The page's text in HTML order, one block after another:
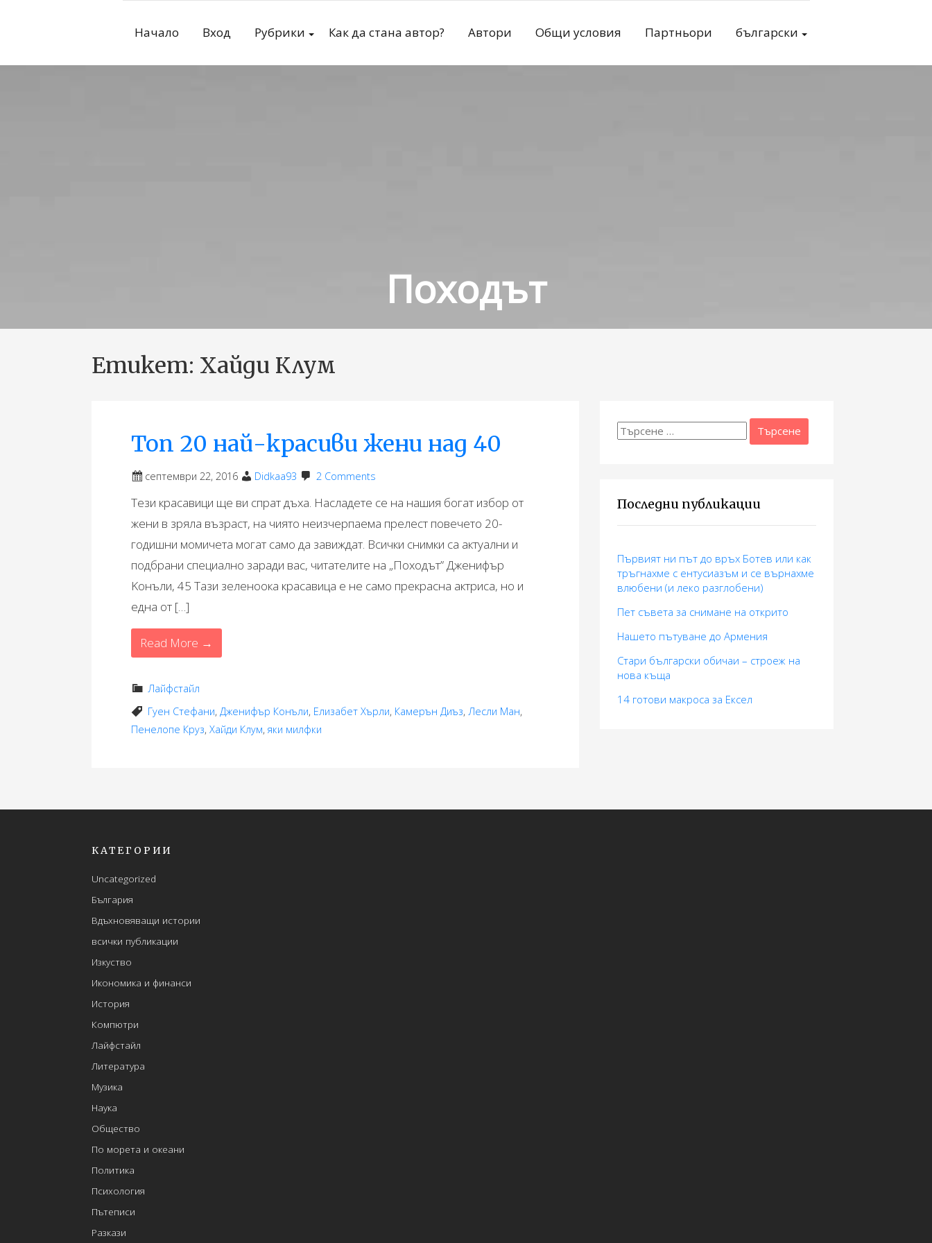
Начало Вход Рубрики Как да стана автор? Автори Общи условия Партньори български
Походът
Етикет: Хайди Клум
Топ 20 най-красиви жени над 40
септември 22, 2016 Didkaa93 2 Comments
Тези красавици ще ви спрат дъха. Насладете се на нашия богат избор от
жени в зряла възраст, на чиято неизчерпаема прелест повечето 20-
годишни момичета могат само да завиждат. Всички снимки са актуални и
подбрани специално заради вас, читателите на „Походът” Дженифър
Kонъли, 45 Тази зеленоока красавица е не само прекрасна актриса, но и
една от […]
Read More →
Лайфстайл
Гуен Стефани, Дженифър Конъли, Елизабет Хърли, Камерън Диъз, Лесли Ман,
Пенелопе Круз,Хайди Клум,яки милфки
Търсене
Последни публикации
Първият ни път до връх Ботев или как
тръгнахме с ентусиазъм и се върнахме
влюбени (и леко разглобени)
Пет съвета за снимане на открито
Нашето пътуване до Армения
Стари български обичаи – строеж на
нова къща
14 готови макросa за Ексел
КАТЕГОРИИ
Uncategorized
България
Вдъхновяващи истории
всички публикации
Изкуство
Икономика и финанси
История
Компютри
Лайфстайл
Литература
Музика
Наука
Общество
По морета и океани
Политика
Психология
Пътеписи
Разкази